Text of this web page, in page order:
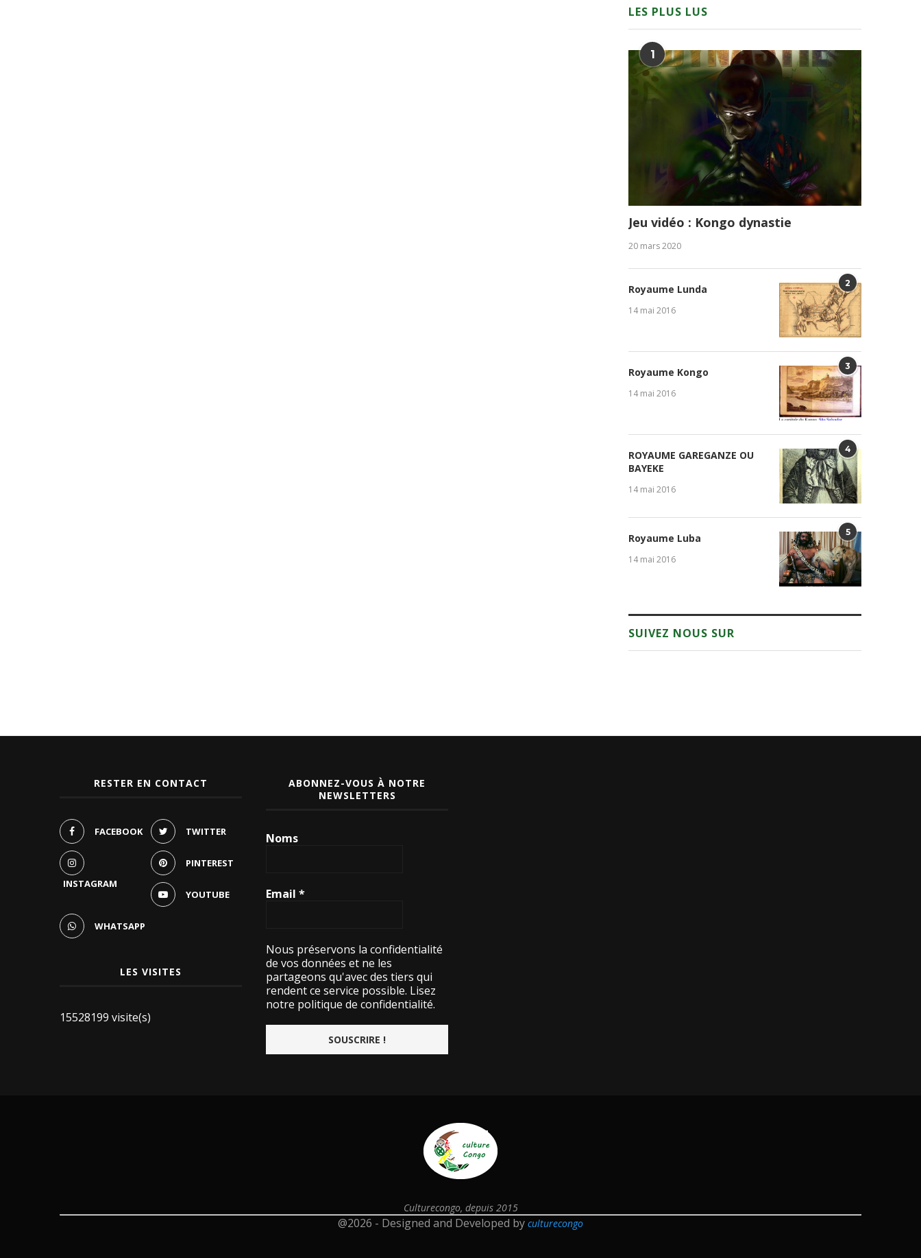
LES PLUS LUS
1
Jeu vidéo : Kongo dynastie
20 mars 2020
2
Royaume Lunda
14 mai 2016
3
Royaume Kongo
14 mai 2016
4
ROYAUME GAREGANZE OU
BAYEKE
14 mai 2016
5
Royaume Luba
14 mai 2016
SUIVEZ NOUS SUR
RESTER EN CONTACT
FACEBOOK TWITTER
INSTAGRAM
PINTEREST
YOUTUBE
WHATSAPP
LES VISITES
15528199 visite(s)
ABONNEZ-VOUS À NOTRE
NEWSLETTERS
Noms
Email*
Nous préservons la confidentialité
de vos données et ne les
partageons qu'avec des tiers qui
rendent ce service possible. Lisez
notre politique de confidentialité.
Culturecongo, depuis 2015
@2026 - Designed and Developed by culturecongo